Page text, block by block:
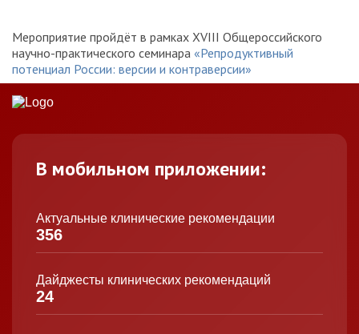
Мероприятие пройдёт в рамках XVIII Общероссийского
научно-практического семинара «Репродуктивный
потенциал России: версии и контраверсии»
В мобильном приложении:
Актуальные клинические рекомендации
356
Дайджесты клинических рекомендаций
24